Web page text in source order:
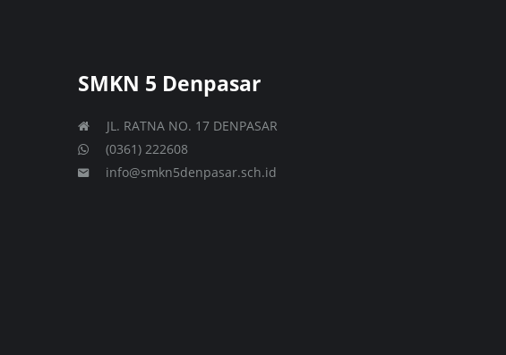
SMKN 5 Denpasar
JL. RATNA NO. 17 DENPASAR
(0361) 222608
info@smkn5denpasar.sch.id